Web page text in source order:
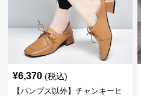
¥6,370 (税込)
【パンプス以外】チャンキーヒ